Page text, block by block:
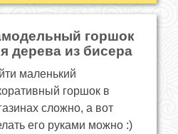
горшок
дерева из бисера
маленький
горшок в
сложно, а вот
его руками можно :)